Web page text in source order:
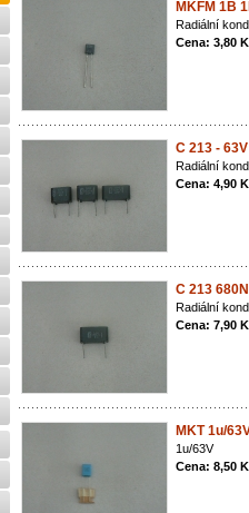
MKFM 1B
Radiální
Cena: 3,80
C 213 - 63V
Radiální
Cena: 4,90
C 213
Radiální
Cena: 7,90
MKT 1u/
1u/63V
Cena: 8,50